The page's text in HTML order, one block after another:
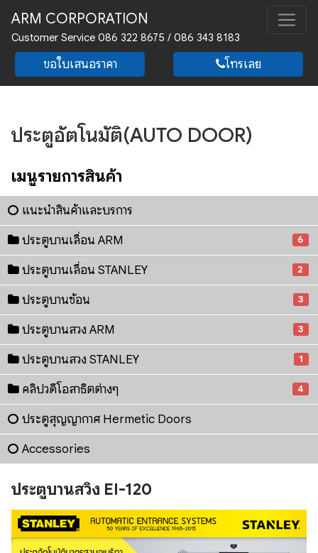
ARM CORPORATION
Customer Service 086 322 8675 / 086 343 8183
ขอใบเสนอราคา โทรเลย
ประตูอัตโนมัติ(AUTO DOOR)
เมนูรายการสินค้า
แนะนำสินค้าและบริการ
ประตูบานเลื่อน ARM
6
ประตูบานเลื่อน STANLEY 2
ประตูบานซ้อน 3
ประตูบานสวิง ARM 3
ประตูบานสวิง STANLEY 1
คลิปวิดีโอสาธิตต่างๆ 4
ประตูสุญญากาศ Hermetic Doors
Accessories
ประตูบานสวิง EI-120